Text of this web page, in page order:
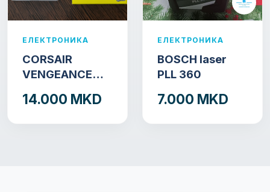
ЕЛЕКТРОНИКА
CORSAIR
VENGEANCE
32GB (2x16GB)
14.000 MKD
ЕЛЕКТРОНИКА
BOSCH laser
PLL 360
7.000 MKD